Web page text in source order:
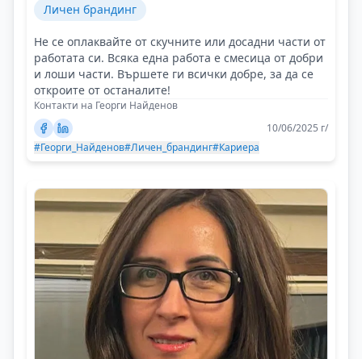
Личен брандинг
Не се оплаквайте от скучните или досадни части от
работата си. Всяка една работа е смесица от добри
и лоши части. Вършете ги всички добре, за да се
откроите от останалите!
Контакти на Георги Найденов
10/06/2025 г/
#Георги_Найденов#Личен_брандинг#Кариера